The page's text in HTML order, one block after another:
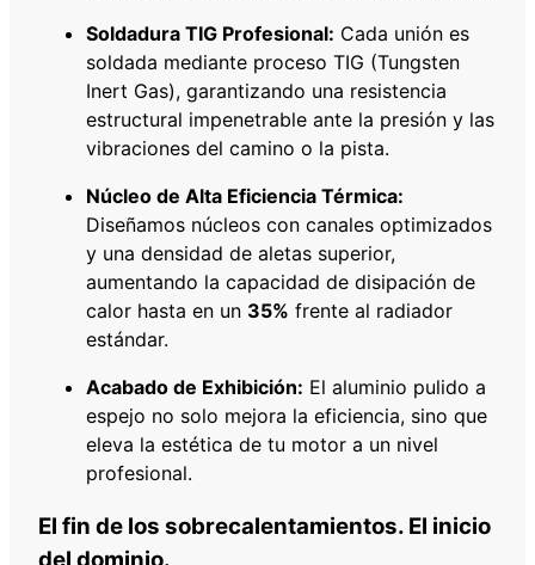
Soldadura TIG Profesional: Cada unión es
soldada mediante proceso TIG (Tungsten
Inert Gas), garantizando una resistencia
estructural impenetrable ante la presión y las
vibraciones del camino o la pista.
Núcleo de Alta Eficiencia Térmica:
Diseñamos núcleos con canales optimizados
y una densidad de aletas superior,
aumentando la capacidad de disipación de
calor hasta en un 35% frente al radiador
estándar.
Acabado de Exhibición: El aluminio pulido a
espejo no solo mejora la eficiencia, sino que
eleva la estética de tu motor a un nivel
profesional.
El fin de los sobrecalentamientos. El inicio
del dominio.